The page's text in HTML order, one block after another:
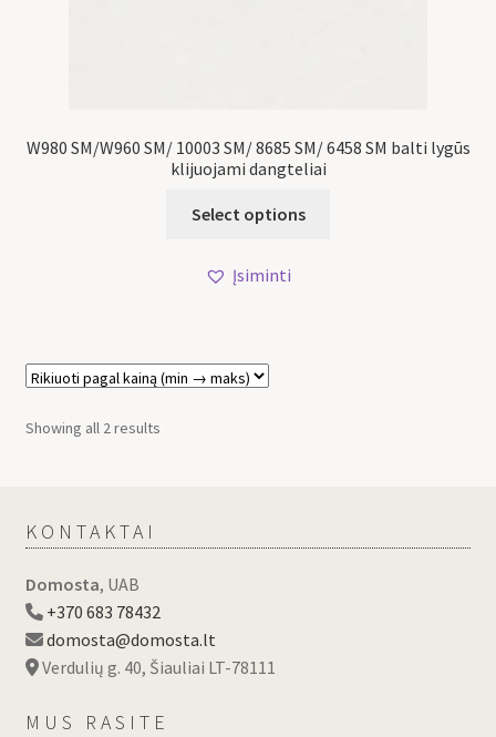
W980 SM/W960 SM/ 10003 SM/ 8685 SM/ 6458 SM balti lygūs
klijuojami dangteliai
Select options
Įsiminti
Showing all 2 results
KONTAKTAI
Domosta, UAB
+370 683 78432
domosta@domosta.lt
Verdulių g. 40, Šiauliai LT-78111
MUS RASITE